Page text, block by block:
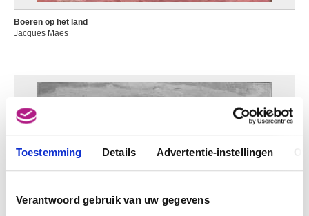
Toestemming Details Advertentie-instellingen
Verantwoord gebruik van uw gegevens
Boeren op het land
Jacques Maes